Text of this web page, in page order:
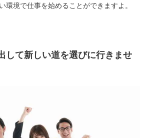
環境で仕事を始めることができますよ。
して新しい道を選びに行きませ